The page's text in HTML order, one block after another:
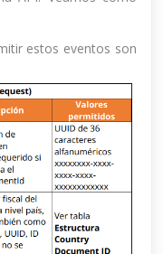
estos eventos son